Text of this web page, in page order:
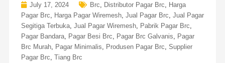
July 17, 2024 Brc Distributor Pagar Brc
Harga
Pagar Brc
Harga Pagar Wiremesh, Jual Pagar Brc Jual Pagar
Segitiga Terbuka, Jual Pagar Wiremesh, Pabrik Pagar Brc
Pagar Bandara, Pagar Besi Brc Pagar Brc Galvanis
Pagar
Brc Murah, Pagar Minimalis Produsen Pagar Brc Supplier
Pagar Brc Tiang Brc